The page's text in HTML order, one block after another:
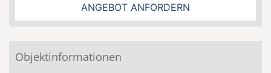
ANGEBOT ANFORDERN
Objektinformationen